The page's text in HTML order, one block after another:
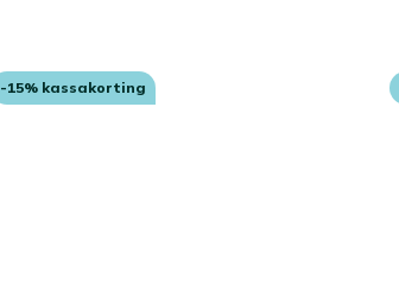
-15% kassakorting